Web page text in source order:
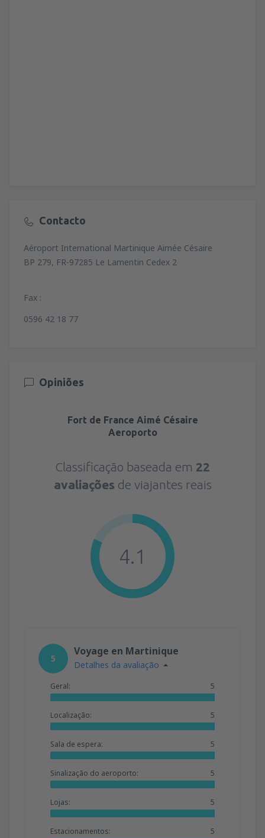
Contacto
Aéroport International Martinique Aimée Césaire
BP 279, FR-97285 Le Lamentin Cedex 2
Fax :
0596 42 18 77
Opiniões
Fort de France Aimé Césaire
Aeroporto
Classificação baseada em 22
avaliações de viajantes reais
4.1
5
Voyage en Martinique
Detalhes da avaliação
Geral: 5
Localização: 5
Sala de espera: 5
Sinalização do aeroporto: 5
Lojas: 5
Estacionamentos: 5